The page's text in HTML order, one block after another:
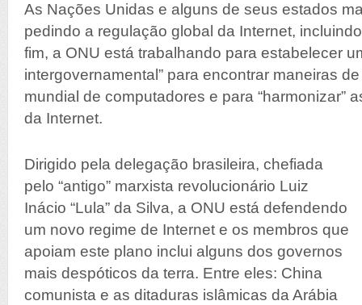
As Nações Unidas e alguns de seus estados
pedindo a regulação global da Internet,
fim, a ONU está trabalhando para estabelecer
intergovernamental” para encontrar maneiras
mundial de computadores e para “harmonizar”
da Internet.
Dirigido pela delegação brasileira, chefiada
pelo “antigo” marxista revolucionário Luiz
Inácio “Lula” da Silva, a ONU está defendendo
um novo regime de Internet e os membros que
apoiam este plano inclui alguns dos governos
mais despóticos da terra. Entre eles: China
comunista e as ditaduras islâmicas da Arábia